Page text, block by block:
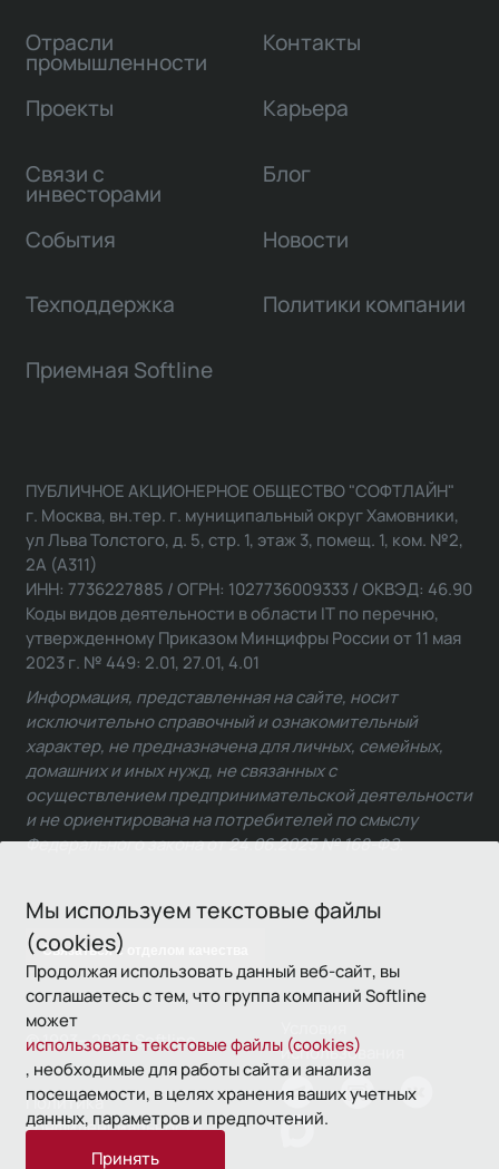
Мы используем текстовые файлы
(cookies)
Продолжая использовать данный веб-сайт, вы
соглашаетесь с тем, что группа компаний Softline
может
использовать текстовые файлы (cookies)
, необходимые для работы сайта и анализа
посещаемости, в целях хранения ваших учетных
данных, параметров и предпочтений.
Принять
Отрасли
промышленности
Проекты
Связи с
инвесторами
Контакты
Карьера
Блог
События Новости
Техподдержка Политики компании
Приемная Softline
Связаться с отделом качества
ПУБЛИЧНОЕ АКЦИОНЕРНОЕ ОБЩЕСТВО "СОФТЛАЙН"
г. Москва, вн.тер. г. муниципальный округ Хамовники,
ул Льва Толстого, д. 5, стр. 1, этаж 3, помещ. 1, ком. №2,
2А (А311)
ИНН: 7736227885 / ОГРН: 1027736009333 / ОКВЭД: 46.90
Коды видов деятельности в области IT по перечню,
утвержденному Приказом Минцифры России от 11 мая
2023 г. № 449: 2.01, 27.01, 4.01
Информация, представленная на сайте, носит
исключительно справочный и ознакомительный
характер, не предназначена для личных, семейных,
домашних и иных нужд, не связанных с
осуществлением предпринимательской деятельности
и не ориентирована на потребителей по смыслу
Федерального закона от 24.06.2025 № 168-ФЗ.
© 1993—2026 Softline
использования
Политика
конфиденциальности